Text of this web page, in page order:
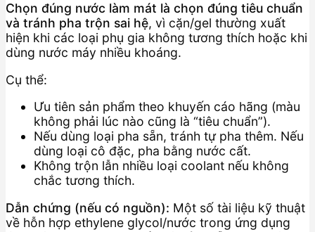
Chọn đúng nước làm mát là chọn đúng tiêu chuẩn
và tránh pha trộn sai hệ, vì cặn/gel thường xuất
hiện khi các loại phụ gia không tương thích hoặc khi
dùng nước máy nhiều khoáng.
Cụ thể:
Ưu tiên sản phẩm theo khuyến cáo hãng (màu
không phải lúc nào cũng là “tiêu chuẩn”).
Nếu dùng loại pha sẵn, tránh tự pha thêm. Nếu
dùng loại cô đặc, pha bằng nước cất.
Không trộn lẫn nhiều loại coolant nếu không
chắc tương thích.
Dẫn chứng (nếu có nguồn): Một số tài liệu kỹ thuật
về hỗn hợp ethylene glycol/nước trong ứng dụng